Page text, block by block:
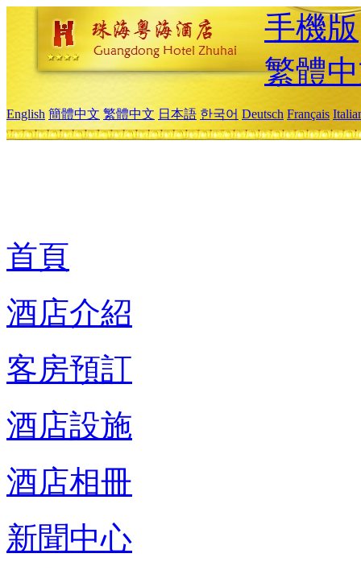
手機版
繁體
English 簡體中文 繁體中文 日本語 한국어 Deutsch Français
首頁
酒店介紹
客房預訂
酒店設施
酒店相冊
新聞中心